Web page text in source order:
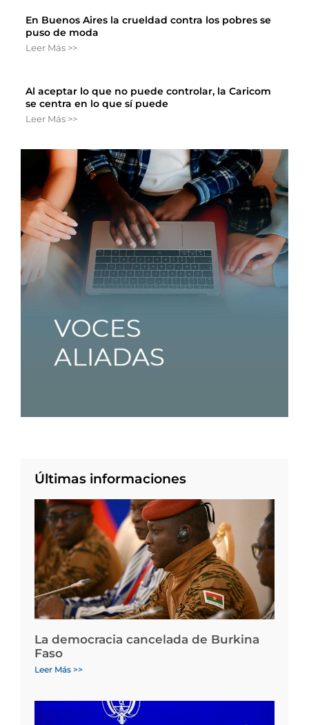
En Buenos Aires la crueldad contra los pobres se
puso de moda
Leer Más >>
Al aceptar lo que no puede controlar, la Caricom
se centra en lo que sí puede
Leer Más >>
Últimas informaciones
La democracia cancelada de Burkina
Faso
Leer Más >>